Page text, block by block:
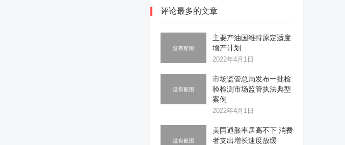
评论最多的文章
主要产油国维持原定适度
增产计划
2022年4月1日
市场监管总局发布一批检
验检测市场监管执法典型
案例
2022年4月1日
美国通胀率居高不下 消费
者支出增长速度放缓